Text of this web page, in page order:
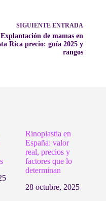
SIGUIENTEENTRADA
Explantación de mamas en
Rica precio: guía 2025 y
rangos
Rinoplastia en
España: valor
real, precios y
factores que lo
determinan
28 octubre, 2025